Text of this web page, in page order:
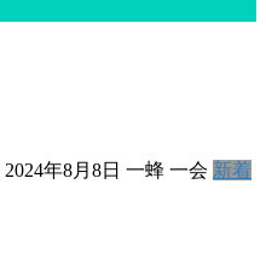
2024年8月8日 一蜂 一会 新着